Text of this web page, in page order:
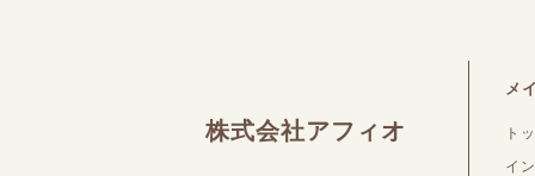
株式会社アフィオ
メ
ト
イ